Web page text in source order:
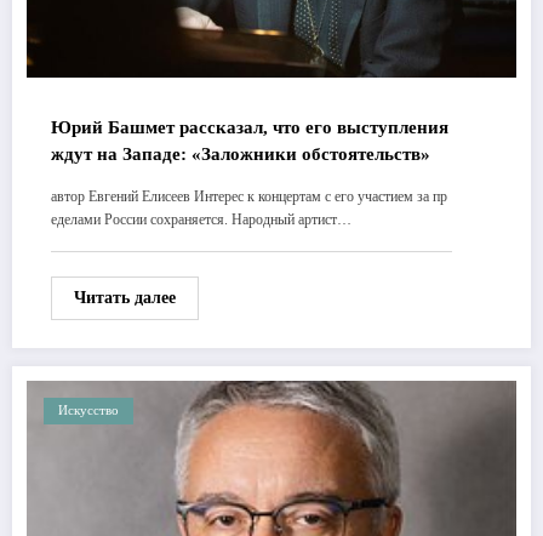
Юрий Башмет рассказал, что его выступления
ждут на Западе: «Заложники обстоятельств»
автор Евгений Елисеев Интерес к концертам с его участием за пр
еделами России сохраняется. Народный артист…
Читать далее
Искусство